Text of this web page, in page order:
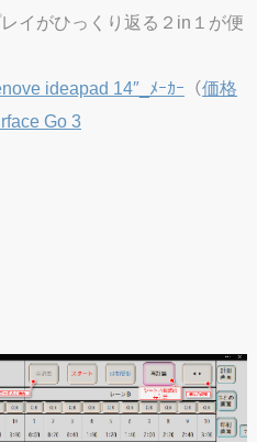
イがひっくり返る２in１が便
ideapad 14″_ﾒｰｶｰ （価格
Go 3